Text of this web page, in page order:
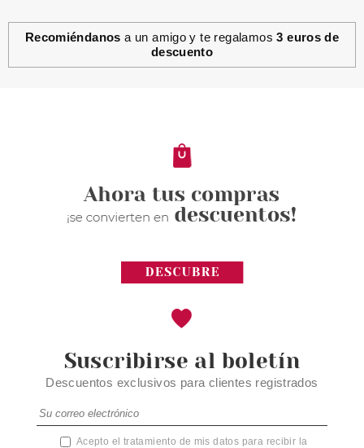
PLUS ONE
23.95€
Recomiéndanos a un amigo y te regalamos3 euros de
descuento
Suscribirse al boletín
Descuentos exclusivos para clientes registrados
Acepto el tratamiento de mis datos para recibir la